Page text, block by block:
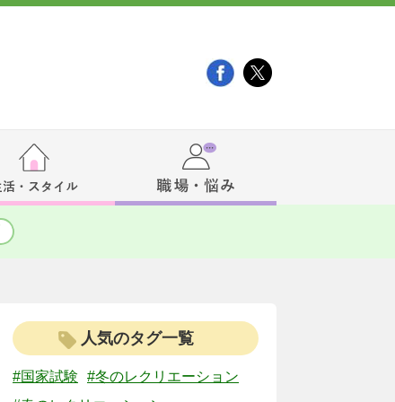
人気のタグ一覧
#国家試験
#冬のレクリエーション